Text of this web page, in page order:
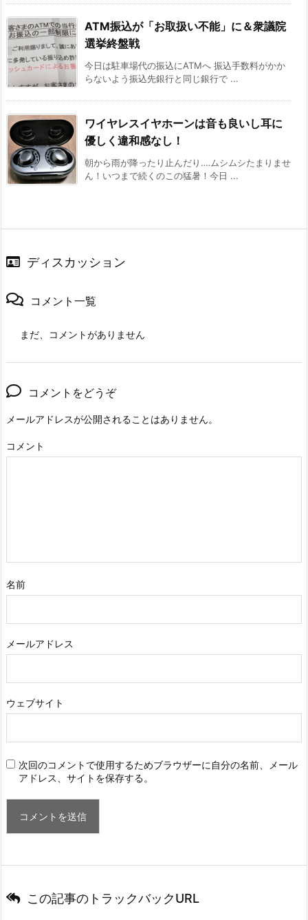
ATM振込が「お取扱い不能」に＆衆議院
選挙終盤戦
今日は駐車場代の振込にATMへ 振込手数料がかか
らないよう振込先銀行と同じ銀行で ...
ワイヤレスイヤホーンは音も良いし耳に
優しく違和感なし！
朝から雨が降ったり止んだり‥‥ムシムシたまりませ
ん！いつまで続くのこの猛暑！今日 ...
ディスカッション
コメント一覧
まだ、コメントがありません
コメントをどうぞ
メールアドレスが公開されることはありません。
コメント
名前
メールアドレス
ウェブサイト
次回のコメントで使用するためブラウザーに自分の名前、メール
アドレス、サイトを保存する。
この記事のトラックバックURL